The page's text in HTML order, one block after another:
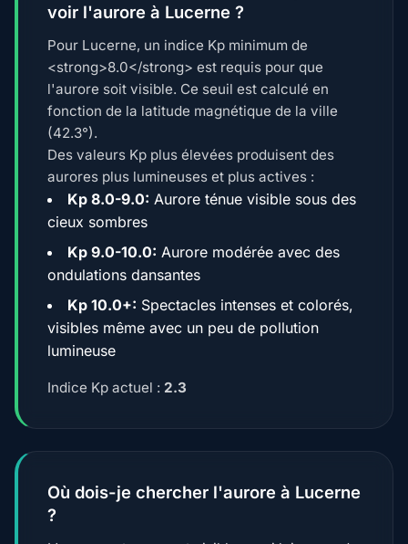
voir l'aurore à Lucerne ?
Pour Lucerne, un indice Kp minimum de
<strong>8.0</strong> est requis pour que
l'aurore soit visible. Ce seuil est calculé en
fonction de la latitude magnétique de la ville
(42.3°).
Des valeurs Kp plus élevées produisent des
aurores plus lumineuses et plus actives :
Kp 8.0-9.0: Aurore ténue visible sous des
cieux sombres
Kp 9.0-10.0: Aurore modérée avec des
ondulations dansantes
Kp 10.0+: Spectacles intenses et colorés,
visibles même avec un peu de pollution
lumineuse
Indice Kp actuel : 2.3
Où dois-je chercher l'aurore à Lucerne
?